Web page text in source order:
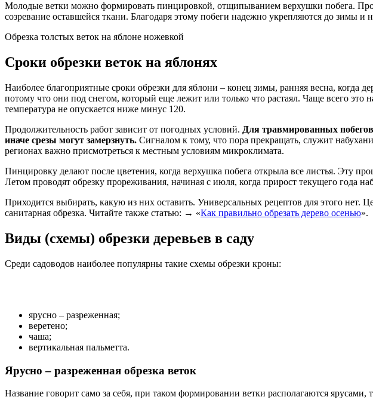
Молодые ветки можно формировать пинцировкой, отщипыванием верхушки побега.
созревание оставшейся ткани. Благодаря этому побеги надежно укрепляются до зимы и
Обрезка толстых веток на яблоне ножевкой
Сроки обрезки веток на яблонях
Наиболее благоприятные сроки обрезки для яблони – конец зимы, ранняя весна, когда
потому что они под снегом, который еще лежит или только что растаял. Чаще всего это
температура не опускается ниже минус 120.
Продолжительность работ зависит от погодных условий. Для травмированных
иначе срезы могут замерзнуть. Сигналом к тому, что пора прекращать, служит
регионах важно присмотреться к местным условиям микроклимата.
Пинцировку делают после цветения, когда верхушка побега открыла все листья. Эту
Летом проводят обрезку прореживания, начиная с июля, когда прирост текущего года
Приходится выбирать, какую из них оставить. Универсальных рецептов для этого нет.
санитарная обрезка. Читайте также статью: → «Как правильно обрезать дерево осенью».
Виды (схемы) обрезки деревьев в саду
Среди садоводов наиболее популярны такие схемы обрезки кроны:
ярусно – разреженная;
веретено;
чаша;
вертикальная пальметта.
Ярусно – разреженная обрезка веток
Название говорит само за себя, при таком формировании ветки располагаются